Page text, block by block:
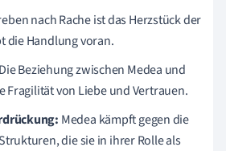
nach Rache ist das Herzstück der
die Handlung voran.
Die Beziehung zwischen Medea und
Fragilität von Liebe und Vertrauen.
Medea kämpft gegen die
die sie in ihrer Rolle als